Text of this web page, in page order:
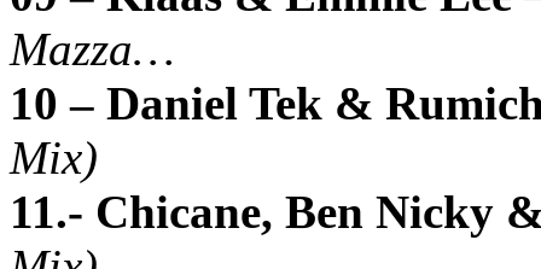
Mazza…
10 – Daniel Tek &
Mix)
11.- Chicane, Ben Nicky